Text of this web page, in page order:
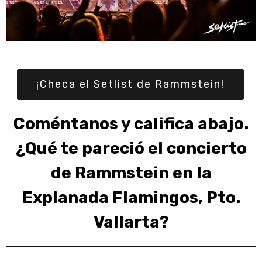
¡Checa el Setlist de Rammstein!
Coméntanos y califica abajo.
¿Qué te pareció el concierto
de Rammstein en la
Explanada Flamingos, Pto.
Vallarta?